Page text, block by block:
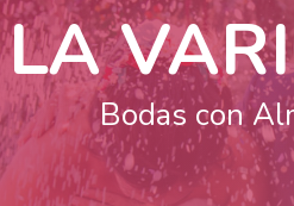
LA
Bodas con